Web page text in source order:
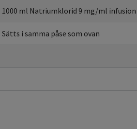
1000 ml Natriumklorid 9 mg/ml infusion
Sätts i samma påse som ovan